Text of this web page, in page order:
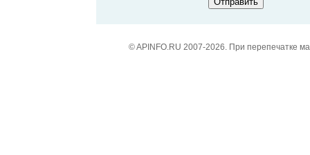
© APINFO.RU 2007-2026. При перепечатке